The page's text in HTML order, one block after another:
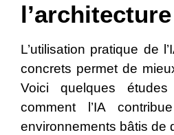
L’utilisation pratique de
concrets permet de
Voici quelques
comment l’IA
environnements bâtis de